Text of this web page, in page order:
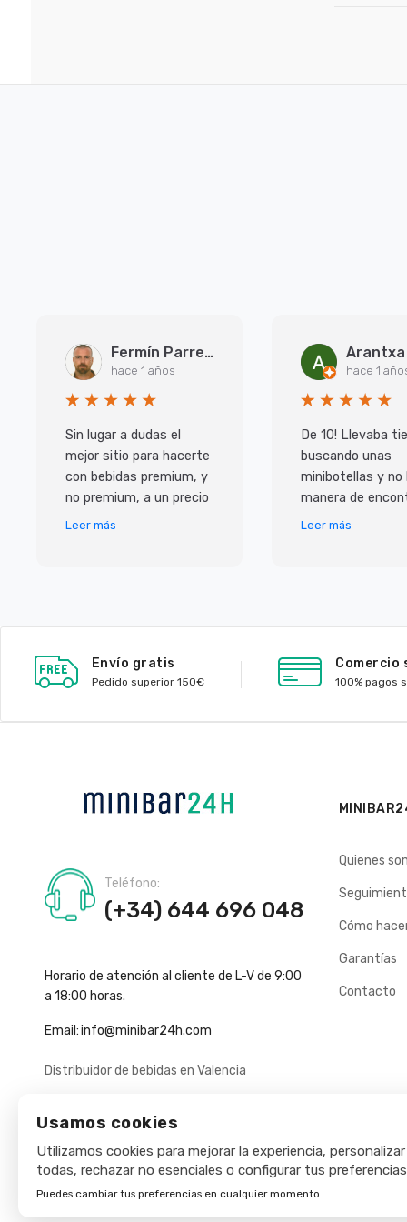
Usamos cookies
Utilizamos cookies para mejorar la experiencia,
todas, rechazar no esenciales o configurar tus
Puedes cambiar tus preferencias en cualquier momento.
Fermín Parreño Torres
hace 1 años
Sin lugar a dudas el
mejor sitio para hacerte
con bebidas premium, y
no premium, a un precio
inmejorable. Pero lo que
Leer más
hace 1
De 10! Llevaba
buscando unas
minibotellas y no
manera de
y las que habian
Leer más
Envío gratis
Pedido superior 150€
Comercio
100% pagos
Teléfono:
(+34) 644 696 048
Horario de atención al cliente de L-V de 9:00
a 18:00 horas.
Email:info@minibar24h.com
Distribuidor de bebidas en Valencia
Quienes
Cómo
Garantías
Contacto
Copyright © 2025 - Minibar24h.com. Todos los derechos